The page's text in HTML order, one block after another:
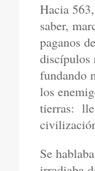
Hacia
saber,
paganos
discípulos
fundando
los
tierras:
Se